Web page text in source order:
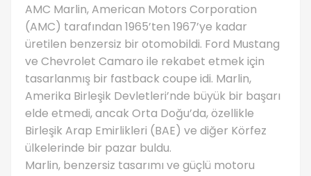
AMC Marlin, American Motors Corporation
(AMC) tarafından 1965’ten 1967’ye kadar
üretilen benzersiz bir otomobildi. Ford Mustang
ve Chevrolet Camaro ile rekabet etmek için
tasarlanmış bir fastback coupe idi. Marlin,
Amerika Birleşik Devletleri’nde büyük bir başarı
elde etmedi, ancak Orta Doğu’da, özellikle
Birleşik Arap Emirlikleri (BAE) ve diğer Körfez
ülkelerinde bir pazar buldu.
Marlin, benzersiz tasarımı ve güçlü motoru